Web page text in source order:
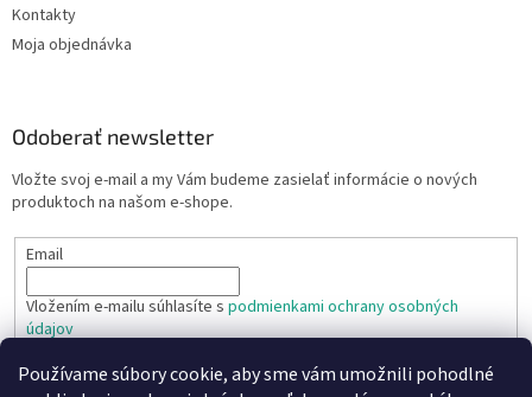
Používame súbory cookie, aby sme vám umožnili pohodlné
Kontakty
Moja objednávka
Odoberať newsletter
Vložte svoj e-mail a my Vám budeme zasielať informácie o nových
produktoch na našom e-shope.
Email
Vložením e-mailu súhlasíte s podmienkami ochrany osobných
údajov
PRIHLÁSIŤ SA